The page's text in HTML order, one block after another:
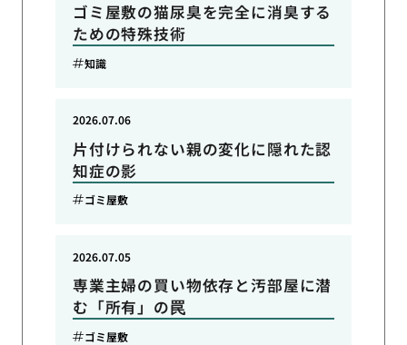
ゴミ屋敷の猫尿臭を完全に消臭する
ための特殊技術
知識
片付けられない親の変化に隠れた認
知症の影
2026.07.06
ゴミ屋敷
専業主婦の買い物依存と汚部屋に潜
む「所有」の罠
2026.07.05
ゴミ屋敷